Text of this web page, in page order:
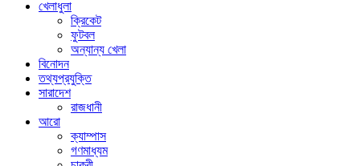
খেলাধুলা
ক্রিকেট
ফুটবল
অন্যান্য খেলা
বিনোদন
তথ্যপ্রযুক্তি
সারাদেশ
রাজধানী
আরো
ক্যাম্পাস
গণমাধ্যম